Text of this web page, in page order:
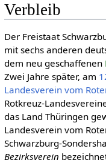
Verbleib
Der Freistaat
mit sechs anderen
dem neu geschaffenen
Zwei Jahre später, am
Landesverein vom
Rotkreuz-
das Land Thüringen
Landesverein vom
Schwarzburg-
Bezirksverein